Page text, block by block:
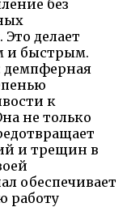
без
делает
и быстрым.
демпферная
к
не только
и трещин в
обеспечивает
работу